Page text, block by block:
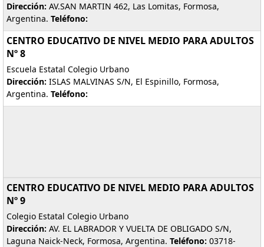
Dirección: AV.SAN MARTIN 462, Las Lomitas, Formosa,
Argentina. Teléfono:
CENTRO EDUCATIVO DE NIVEL MEDIO PARA ADULTOS
Nº 8
Escuela Estatal Colegio Urbano
Dirección: ISLAS MALVINAS S/N, El Espinillo, Formosa,
Argentina. Teléfono:
CENTRO EDUCATIVO DE NIVEL MEDIO PARA ADULTOS
Nº 9
Colegio Estatal Colegio Urbano
Dirección: AV. EL LABRADOR Y VUELTA DE OBLIGADO S/N,
Laguna Naick-Neck, Formosa, Argentina. Teléfono: 03718-